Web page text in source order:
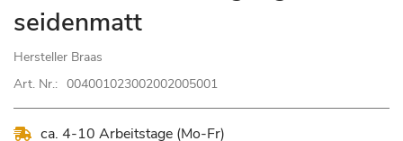
der
springen
seidenmatt
Hersteller Braas
Art. Nr.: 004001023002002005001
ca. 4-10 Arbeitstage (Mo-Fr)